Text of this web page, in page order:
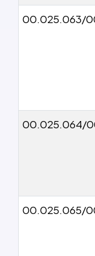
00.025.063/
00.025.064/
00.025.065/